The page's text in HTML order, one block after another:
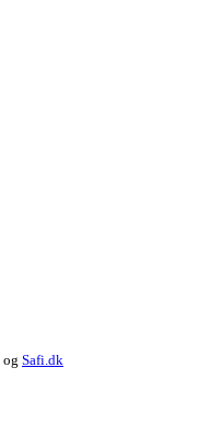
og Safi.dk